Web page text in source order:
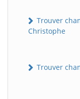
Trouver
Christophe
Trouver